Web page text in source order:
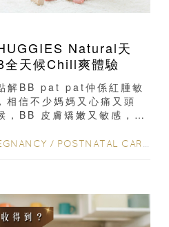
Natural天
全天候Chill爽體驗
解BB pat pat仲係紅腫敏
信不少媽媽又心痛又頭
，BB 皮膚矯嫩又敏感，長
/ POSTNATAL CARE